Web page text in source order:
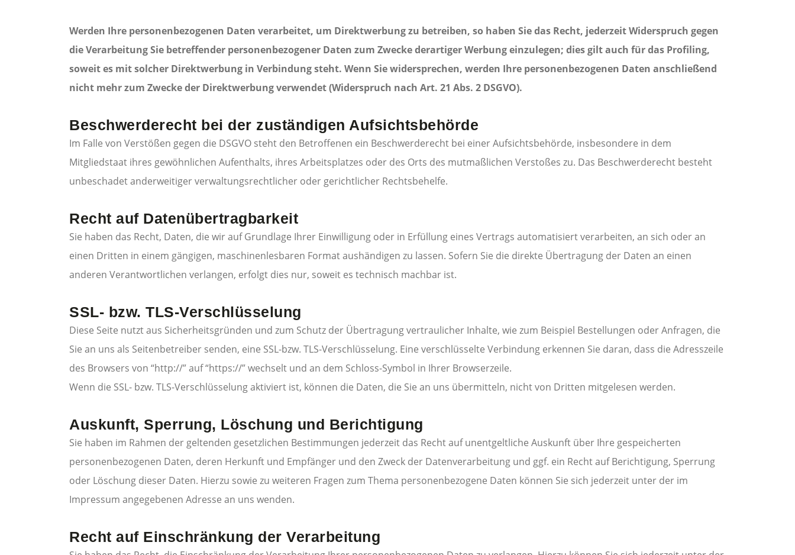
Werden Ihre personenbezogenen Daten verarbeitet, um Direktwerbung zu betreiben, so haben Sie das Recht, jederzeit Widerspruch gegen
die Verarbeitung Sie betreffender personenbezogener Daten zum Zwecke derartiger Werbung einzulegen; dies gilt auch für das Profiling,
soweit es mit solcher Direktwerbung in Verbindung steht. Wenn Sie widersprechen, werden Ihre personenbezogenen Daten anschließend
nicht mehr zum Zwecke der Direktwerbung verwendet (Widerspruch nach Art. 21 Abs. 2 DSGVO).
Beschwerderecht bei der zuständigen Aufsichtsbehörde
Im Falle von Verstößen gegen die DSGVO steht den Betroffenen ein Beschwerderecht bei einer Aufsichtsbehörde, insbesondere in dem
Mitgliedstaat ihres gewöhnlichen Aufenthalts, ihres Arbeitsplatzes oder des Orts des mutmaßlichen Verstoßes zu. Das Beschwerderecht besteht
unbeschadet anderweitiger verwaltungsrechtlicher oder gerichtlicher Rechtsbehelfe.
Recht auf Datenübertragbarkeit
Sie haben das Recht, Daten, die wir auf Grundlage Ihrer Einwilligung oder in Erfüllung eines Vertrags automatisiert verarbeiten, an sich oder an
einen Dritten in einem gängigen, maschinenlesbaren Format aushändigen zu lassen. Sofern Sie die direkte Übertragung der Daten an einen
anderen Verantwortlichen verlangen, erfolgt dies nur, soweit es technisch machbar ist.
SSL- bzw. TLS-Verschlüsselung
Diese Seite nutzt aus Sicherheitsgründen und zum Schutz der Übertragung vertraulicher Inhalte, wie zum Beispiel Bestellungen oder Anfragen, die
Sie an uns als Seitenbetreiber senden, eine SSL-bzw. TLS-Verschlüsselung. Eine verschlüsselte Verbindung erkennen Sie daran, dass die Adresszeile
des Browsers von “http://” auf “https://” wechselt und an dem Schloss-Symbol in Ihrer Browserzeile.
Wenn die SSL- bzw. TLS-Verschlüsselung aktiviert ist, können die Daten, die Sie an uns übermitteln, nicht von Dritten mitgelesen werden.
Auskunft, Sperrung, Löschung und Berichtigung
Sie haben im Rahmen der geltenden gesetzlichen Bestimmungen jederzeit das Recht auf unentgeltliche Auskunft über Ihre gespeicherten
personenbezogenen Daten, deren Herkunft und Empfänger und den Zweck der Datenverarbeitung und ggf. ein Recht auf Berichtigung, Sperrung
oder Löschung dieser Daten. Hierzu sowie zu weiteren Fragen zum Thema personenbezogene Daten können Sie sich jederzeit unter der im
Impressum angegebenen Adresse an uns wenden.
Recht auf Einschränkung der Verarbeitung